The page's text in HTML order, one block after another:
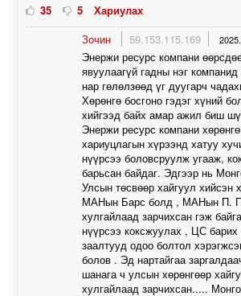
35
5
Хариулах
Зочин
59.153.115.169
Энержи ресурс компани
явуулаагүй гадны нэг
нар гөлөлзөөд үг дуугарч
Хөрөнгө босгоно гэдэг хүний
хийгээд байх амар ажил биш
Энержи ресурс компани
хариуцлагын хүрээнд хатуу
нүүрсээ боловсруулж угааж,
барьсан байдаг. Эдгээр нь
Улсын төсвөөр хайгуул хийсэн
МАНын Барс болд , МАНын П.
хулгайлаад зарчихсан гэж
нүүрсээ коксжуулах , ЦС барих
заалтууд одоо болтол
болов . Эд нартайгаа
шанага ч улсын хөрөнгөөр
хулгайлаад зарчихсан.....